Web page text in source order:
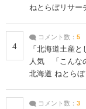
ねとらぼリサー
4
コメント数： 5
「北海道土産
人気 「こんな
北海道 ねとら
コメント数： 3